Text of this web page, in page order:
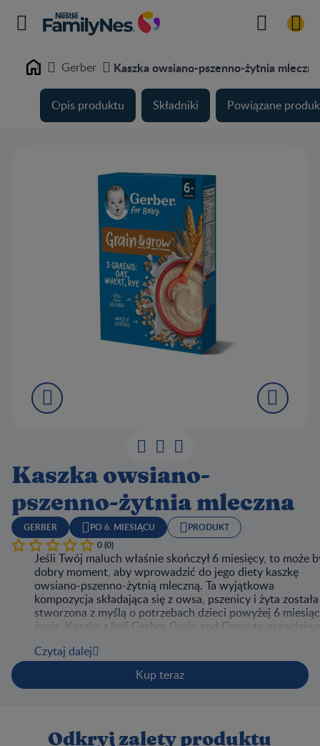
Home Gerber Kaszka owsiano-pszenno-żytnia mleczna
Opis produktu Składniki Powiązane
Kaszka owsiano-
pszenno-żytnia mleczna
GERBER PO 6. MIESIĄCU
PRODUKT
0 (0)
Jeśli Twój maluch właśnie skończył 6 miesięcy, to może
dobry moment, aby wprowadzić do jego diety kaszkę
owsiano-pszenno-żytnią mleczną. Ta wyjątkowa
kompozycja składająca się z owsa, pszenicy i żyta została
stworzona z myślą o potrzebach dzieci powyżej 6
życia. Kaszka z linii Gerber Grain and Grow to
maluszkowi do radosnego odkrywania świata każdego
dnia. Zawiera ona pełnoziarniste zboża, mleko, witaminy
oraz składniki mineralne.
Czytaj dalej
Kup teraz
Odkryj zalety produktu